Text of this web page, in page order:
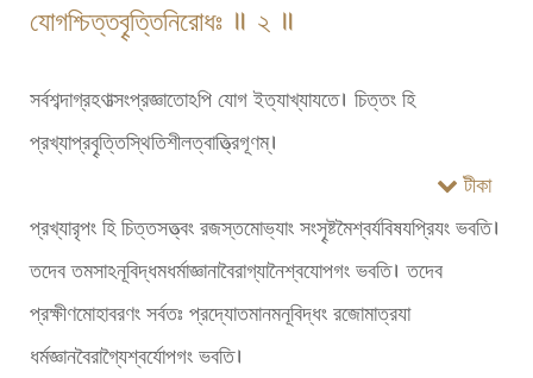
যোগশ্চিত্তবৄত্তিনিরোধঃ ॥ ২ ॥
সর্বশব্দাগ্রহণাত্সংপ্রজ্ঞাতোঽপি যোগ ইত্যাখ্যাযতে। চিত্তং হি
প্রখ্যাপ্রবৄত্তিস্থিতিশীলত্বাত্ত্রিগূণম্।
টীকা
প্রখ্যারৃপং হি চিত্তসত্ত্বং রজস্তমোভ্যাং সংসৄষ্টমৈশ্বর্যবিষযপ্রিযং ভবতি।
তদেব তমসাঽনূবিদ্ধমধর্মাজ্ঞানাবৈরাগ্যানৈশ্বযোপগং ভবতি। তদেব
প্রক্ষীণমোহাবরণং সর্বতঃ প্রদ্যোতমানমনূবিদ্ধং রজোমাত্রযা
ধর্মজ্ঞানবৈরাগ্যৈশ্বর্যোপগং ভবতি।